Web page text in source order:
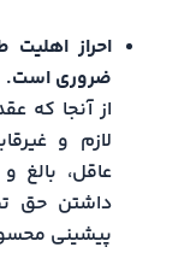
احراز
ضروری است.
از آنجا که
لازم و
عاقل، بالغ
داشتن حق
پیشینی